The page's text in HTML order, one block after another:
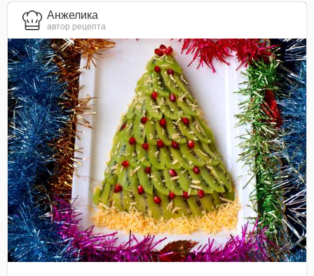
Анжелика
автор рецепта